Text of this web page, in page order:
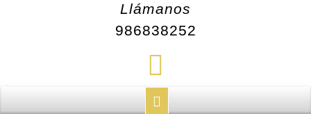
Llámanos
986838252
Botón